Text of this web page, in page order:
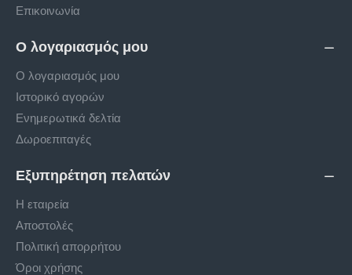
Επικοινωνία
Ο λογαριασμός μου
Ο λογαριασμός μου
Ιστορικό αγορών
Ενημερωτικά δελτία
Δωροεπιταγές
Εξυπηρέτηση πελατών
Η εταιρεία
Αποστολές
Πολιτική απορρήτου
Όροι χρήσης